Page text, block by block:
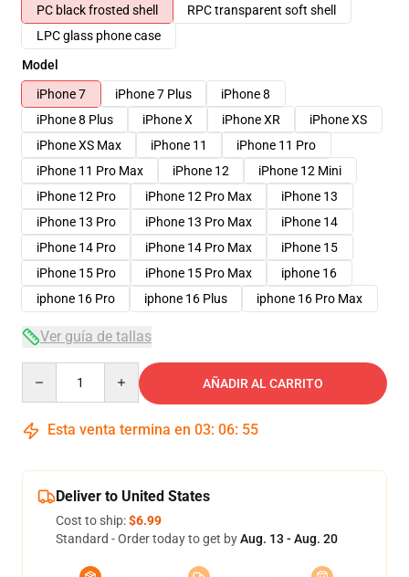
PC black frosted shell
RPC transparent soft shell
LPC glass phone case
Model
iPhone 7
iPhone 7 Plus
iPhone 8
iPhone 8 Plus
iPhone X iPhone XR
iPhone XS
iPhone XS Max
iPhone 11
iPhone 11 Pro
iPhone 11 Pro Max
iPhone 12
iPhone 12 Mini
iPhone 12 Pro
iPhone 12 Pro Max
iPhone 13
iPhone 13 Pro
iPhone 13 Pro Max
iPhone 14
iPhone 14 Pro
iPhone 14 Pro Max
iPhone 15
iPhone 15 Pro
iPhone 15 Pro Max
iphone 16
iphone 16 Pro
iphone 16 Plus iphone 16 Pro Max
Ver guía de tallas
AÑADIR AL CARRITO
Esta venta termina en 03: 06: 54
Deliver to United States
Cost to ship:$6.99
Standard - Order today to get byAug. 13 - Aug. 20